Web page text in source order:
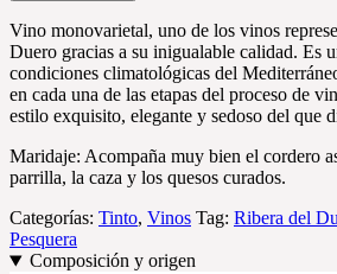
Vino monovarietal, uno de los vinos
Duero gracias a su inigualable calidad. Es
condiciones climatológicas del
en cada una de las etapas del proceso de
estilo exquisito, elegante y sedoso del que
Maridaje: Acompaña muy bien el cordero
parrilla, la caza y los quesos curados.
Categorías: Tinto, Vinos Tag: Ribera del
Pesquera
Composición y origen